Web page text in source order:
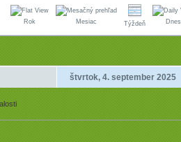
Rok Mesiac Týždeň Dnes
štvrtok, 4. september 2025